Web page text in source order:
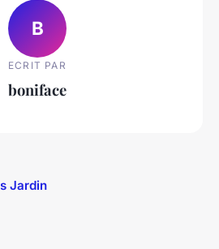
B
ECRIT PAR
boniface
Jardin